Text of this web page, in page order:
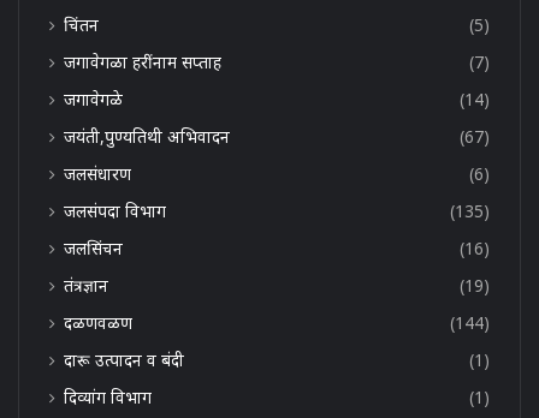
चिंतन
(5)
जगावेगळा हरींनाम सप्ताह
(7)
जगावेगळे
(14)
जयंती,पुण्यतिथी अभिवादन
(67)
जलसंधारण
(6)
जलसंपदा विभाग
(135)
जलसिंचन
(16)
तंत्रज्ञान
(19)
दळणवळण
(144)
दारू उत्पादन व बंदी
(1)
दिव्यांग विभाग
(1)